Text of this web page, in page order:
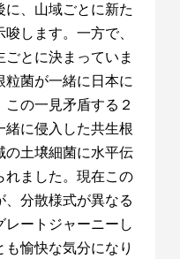
、山域ごとに新た
します。一方で、
とに決まっていま
粒菌が一緒に日本に
の一見矛盾する２
緒に侵入した共生根
の土壌細菌に水平伝
れました。現在この
分散様式が異なる
ートジャーニーし
愉快な気分になり